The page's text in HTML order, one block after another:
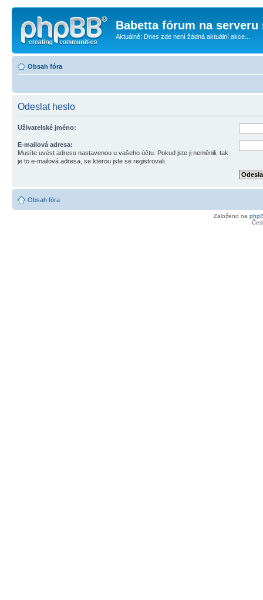
Babetta fórum na serveru
Aktuálně: Dnes zde není žádná aktuální akce...
Obsah fóra
Odeslat heslo
Uživatelské jméno:
E-mailová adresa:
Musíte uvést adresu nastavenou u vašeho účtu. Pokud jste ji neměnili, tak
je to e-mailová adresa, se kterou jste se registrovali.
Obsah fóra
Založeno na